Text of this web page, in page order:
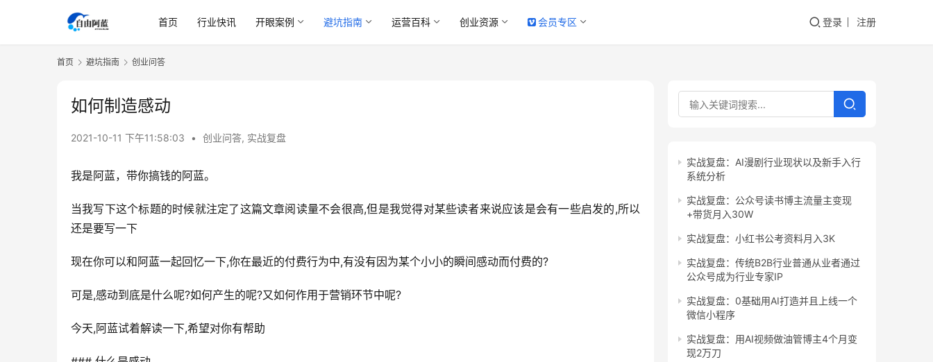
首页 行业快讯 开眼案例 避坑指南 运营百科 创业资源 会员专区 登录 注册
首页 避坑指南 创业问答
如何制造感动
2021-10-11 下午11:58:03 • 创业问答, 实战复盘
我是阿蓝，带你搞钱的阿蓝。
当我写下这个标题的时候就注定了这篇文章阅读量不会很高,但是我觉得对某些读者来说应该是会有一些启发的,所以
还是要写一下
现在你可以和阿蓝一起回忆一下,你在最近的付费行为中,有没有因为某个小小的瞬间感动而付费的?
可是,感动到底是什么呢?如何产生的呢?又如何作用于营销环节中呢?
今天,阿蓝试着解读一下,希望对你有帮助
实战复盘：AI漫剧行业现状以及新手入行
系统分析
实战复盘：公众号读书博主流量主变现
+带货月入30W
实战复盘：小红书公考资料月入3K
实战复盘：传统B2B行业普通从业者通过
公众号成为行业专家IP
实战复盘：0基础用AI打造并且上线一个
微信小程序
实战复盘：用AI视频做油管博主4个月变
现2万刀